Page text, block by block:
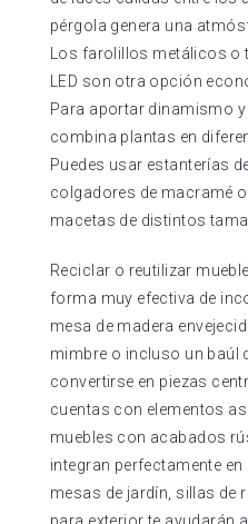
pérgola genera una
Los farolillos metálicos
LED son otra opción
Para aportar dinamismo
combina plantas en
Puedes usar estanterías
colgadores de macramé
macetas de distintos
Reciclar o reutilizar
forma muy efectiva de
mesa de madera
mimbre o incluso un baúl
convertirse en piezas
cuentas con elementos
muebles con acabados
integran perfectamente
mesas de jardín, sillas de